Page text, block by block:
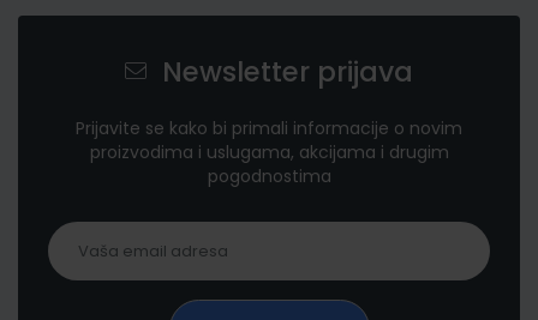
Newsletter prijava
Prijavite se kako bi primali informacije o novim
proizvodima i uslugama, akcijama i drugim
pogodnostima